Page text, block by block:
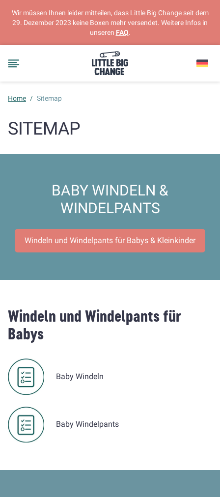
Wir müssen Ihnen leider mitteilen, dass Little Big Change seit dem
29. Dezember 2023 keine Boxen mehr versendet. Weitere Infos in
unseren FAQ.
Home / Sitemap
SITEMAP
BABY WINDELN &
WINDELPANTS
Windeln und Windelpants für Babys & Kleinkinder
Windeln und Windelpants für
Babys
Baby Windeln
Baby Windelpants